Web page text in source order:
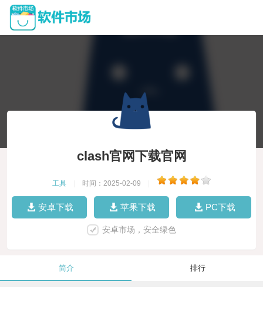
clash官网下载官网
工具 时间：2025-02-09
安卓下载 苹果下载 PC下载
安卓市场，安全绿色
简介 排行